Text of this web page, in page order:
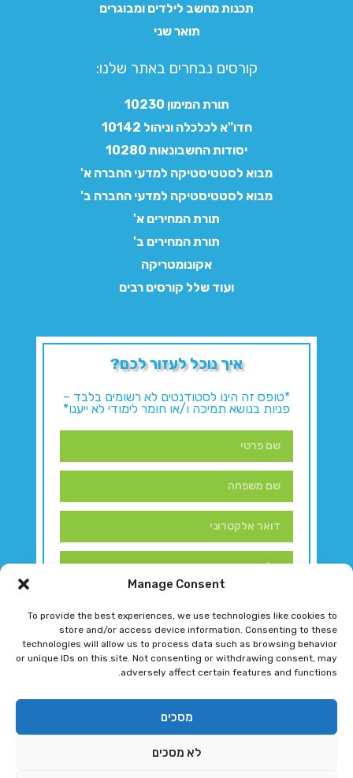
Manage Consent
To provide the best experiences, we use technologies like cookies to
store and/or access device information. Consenting to these
technologies will allow us to process data such as browsing behavior
or unique IDs on this site. Not consenting or withdrawing consent, may
adversely affect certain features and functions.
מסכים
לא מסכים
תכנות מחשב לילדים ומבוגרים
תואר שני
קורסים נבחרים באתר שלנו:​
תורת המימון 10230
חדו"א לכלכלה וניהול 10142
יסודות החשבונאות 10280
מבוא לסטטיסטיקה למדעי החברה א'
מבוא לסטטיסטיקה למדעי החברה ב'
תורת המחירים א'
תורת המחירים ב'
אקונומטריקה
ועוד שלל קורסים רבים
איך נוכל לעזור לכם?
*טופס זה הינו לסטודנטים לא רשומים בלבד –
פניות בנושא תמיכה ו/או חומר לימודי לא ייענו*